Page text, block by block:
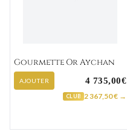
Gourmette Or Aychan
AJOUTER 4 735,00€
CLUB 2 367,50 € →